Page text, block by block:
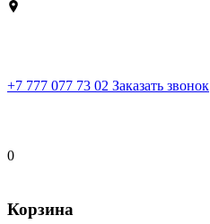
+7 777 077 73 02 Заказать звонок
0
Корзина